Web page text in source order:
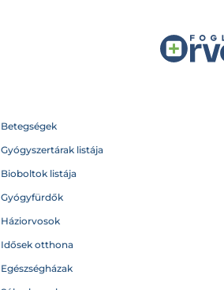
Betegségek
Gyógyszertárak listája
Bioboltok listája
Gyógyfürdők
Háziorvosok
Idősek otthona
Egészségházak